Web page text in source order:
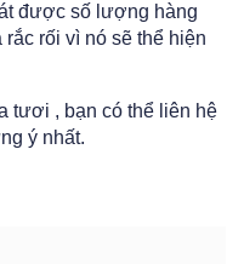
được số lượng hàng
rối vì nó sẽ thể hiện
tươi , bạn có thể liên hệ
ý nhất.